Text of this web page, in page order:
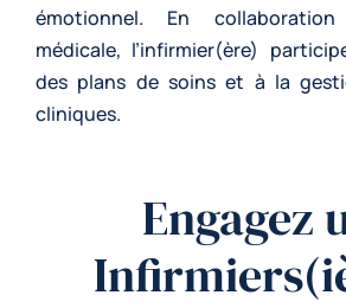
émotionnel. En
médicale, l’infirmier(ère)
des plans de soins et à la
cliniques.
Engagez